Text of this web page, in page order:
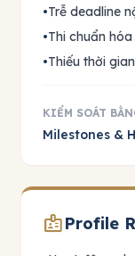
•Trễ deadline
•Thi chuẩn
•Thiếu thời
KIỂM SOÁT
Milestones &
badgeProfile